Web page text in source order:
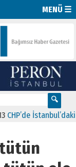
MENÜ ☰
İstanbul’daki 23